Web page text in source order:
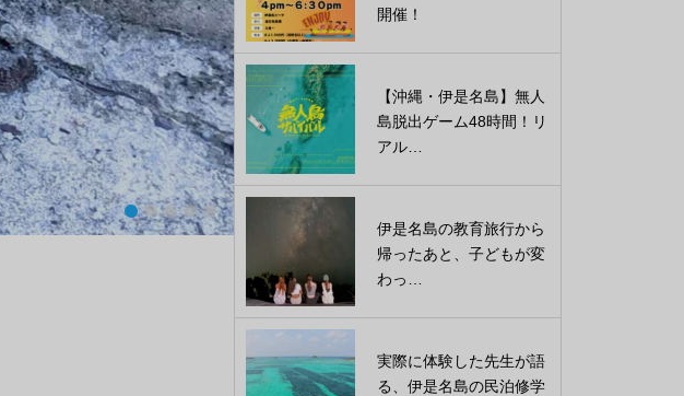
開催！
【沖縄・伊是名島】無人
島脱出ゲーム48時間！リ
アル…
伊是名島の教育旅行から
帰ったあと、子どもが変
わっ…
実際に体験した先生が語
る、伊是名島の民泊修学